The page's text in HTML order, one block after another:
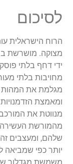
לסיכום
הרוח הישראלית
מצוקה. מושרשת
ידי דחף בלתי
מחויבות בלתי
מגלמת את
ומאמצת
מנווטת את
מהמורשת
שלהם, ומעצבים
יותר כפי שמביאה
משמשת מגדלור